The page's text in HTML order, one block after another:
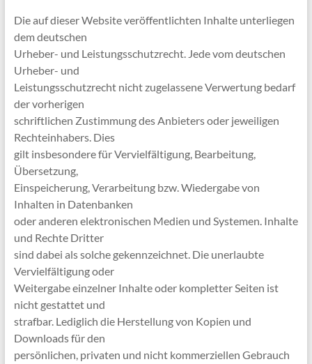
Die auf dieser Website veröffentlichten Inhalte unterliegen
dem deutschen
Urheber- und Leistungsschutzrecht. Jede vom deutschen
Urheber- und
Leistungsschutzrecht nicht zugelassene Verwertung bedarf
der vorherigen
schriftlichen Zustimmung des Anbieters oder jeweiligen
Rechteinhabers. Dies
gilt insbesondere für Vervielfältigung, Bearbeitung,
Übersetzung,
Einspeicherung, Verarbeitung bzw. Wiedergabe von
Inhalten in Datenbanken
oder anderen elektronischen Medien und Systemen. Inhalte
und Rechte Dritter
sind dabei als solche gekennzeichnet. Die unerlaubte
Vervielfältigung oder
Weitergabe einzelner Inhalte oder kompletter Seiten ist
nicht gestattet und
strafbar. Lediglich die Herstellung von Kopien und
Downloads für den
persönlichen, privaten und nicht kommerziellen Gebrauch